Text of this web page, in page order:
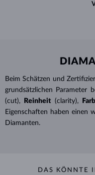
Beim Schätzen und
grundsätzlichen Parameter
(cut),
Reinheit (clarity),
Eigenschaften haben einen
Diamanten.
DAS KÖNNTE